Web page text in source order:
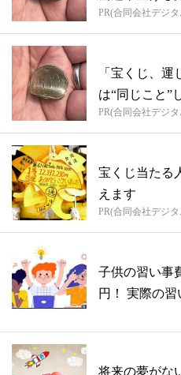
PR(合同会社デジ
「宝くじ、運
は“同じこと”
PR(合同会社デジ
宝くじ当たる
えます
PR(合同会社デジ
子供の習い事
円！ 実際の
将来の夢がな